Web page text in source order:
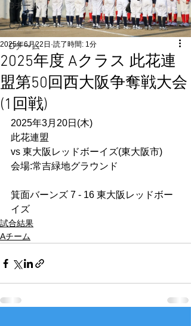
Bチーム
Cチーム
Dチーム
2025年度 Aクラス 此花連
盟第50回西大阪争奪戦大会
(1回戦)
2025年6月22日 読了時間: 1分
2025年3月20日(木)
此花連盟
vs 東大阪レッドボーイズ(東大阪市)
会場:常吉緑地グラウンド
箕面バーンズ 7 - 16 東大阪レッドボー
イズ
試合結果
Aチーム